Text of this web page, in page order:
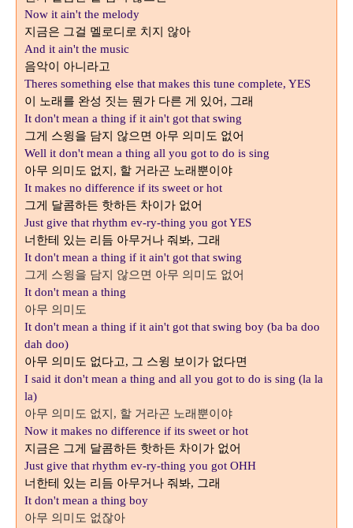
Now it ain't the melody
지금은 그걸 멜로디로 치지 않아
And it ain't the music
음악이 아니라고
Theres something else that makes this tune complete, YES
이 노래를 완성 짓는 뭔가 다른 게 있어, 그래
It don't mean a thing if it ain't got that swing
그게 스윙을 담지 않으면 아무 의미도 없어
Well it don't mean a thing all you got to do is sing
아무 의미도 없지, 할 거라곤 노래뿐이야
It makes no difference if its sweet or hot
그게 달콤하든 핫하든 차이가 없어
Just give that rhythm ev-ry-thing you got YES
너한테 있는 리듬 아무거나 줘봐, 그래
It don't mean a thing if it ain't got that swing
그게 스윙을 담지 않으면 아무 의미도 없어
It don't mean a thing
아무 의미도
It don't mean a thing if it ain't got that swing boy (ba ba doo
dah doo)
아무 의미도 없다고, 그 스윙 보이가 없다면
I said it don't mean a thing and all you got to do is sing (la la
la)
아무 의미도 없지, 할 거라곤 노래뿐이야
Now it makes no difference if its sweet or hot
지금은 그게 달콤하든 핫하든 차이가 없어
Just give that rhythm ev-ry-thing you got OHH
너한테 있는 리듬 아무거나 줘봐, 그래
It don't mean a thing boy
아무 의미도 없잖아